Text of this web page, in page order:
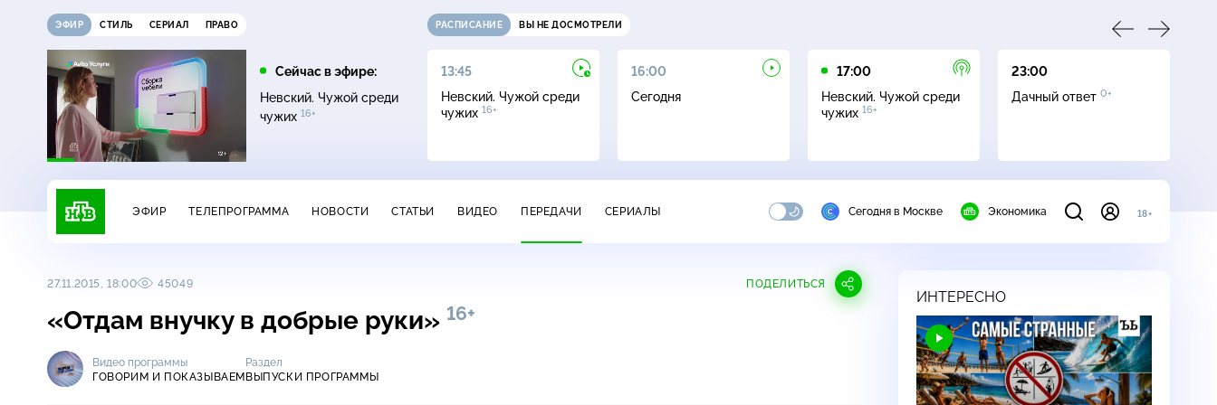
ЭФИР СТИЛЬ СЕРИАЛ ПРАВО
Сейчас в эфире:
Невский. Чужой среди
чужих 16+
РАСПИСАНИЕ ВЫ НЕ ДОСМОТРЕЛИ
12:00
Жди меня
13:00
Сегодня
13:45
Невский. Чужой среди
чужих 16+
16:00
Сегодня
17:00
Невский. Чужой среди
чужих 16+
23:00
Дачный ответ 0+
ЭФИР ТЕЛЕПРОГРАММА НОВОСТИ СТАТЬИ ВИДЕО ПЕРЕДАЧИ СЕРИАЛЫ Сегодня в Москве Экономика 18+
27.11.2015, 18:00 45049 ПОДЕЛИТЬСЯ
«Отдам внучку в добрые руки» 16+
Видео программы
ГОВОРИМ И ПОКАЗЫВАЕМ
Раздел
ВЫПУСКИ ПРОГРАММЫ
ИНТЕРЕСНО